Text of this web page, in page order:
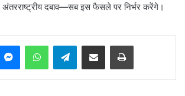
अंतरराष्ट्रीय दबाव—सब इस फैसले पर निर्भर करेंगे।
MessengerWhatsAppTelegramShare via Email Print